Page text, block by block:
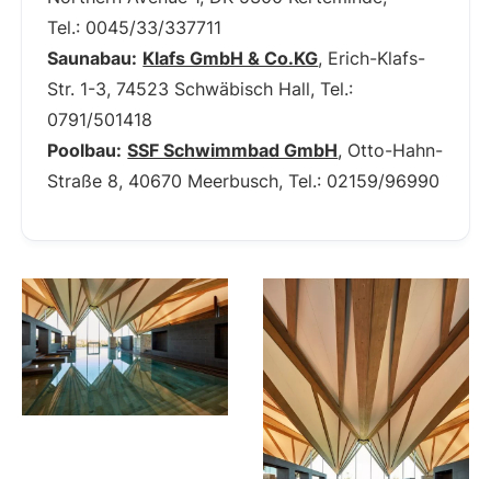
Tel.: 0045/33/337711
Saunabau: Klafs GmbH & Co.KG, Erich-Klafs-
Str. 1-3, 74523 Schwäbisch Hall, Tel.:
0791/501418
Poolbau: SSF Schwimmbad GmbH, Otto-Hahn-
Straße 8, 40670 Meerbusch, Tel.: 02159/96990